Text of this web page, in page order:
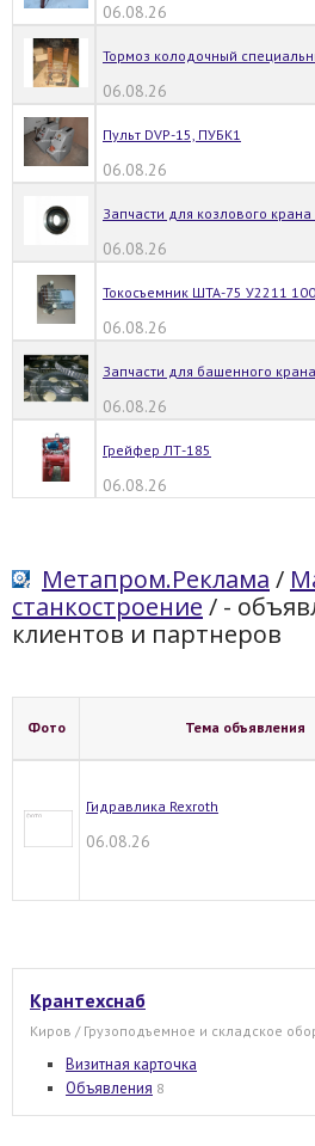
06.08.26
Тормоз колодочный
06.08.26
Пульт DVP-15, ПУБК1
06.08.26
Запчасти для козлового
06.08.26
Токосъемник ШТА-75 У2211
06.08.26
Запчасти для башенного
06.08.26
Грейфер ЛТ-185
06.08.26
Метапром.Реклама /
станкостроение / -
клиентов и партнеров
Фото Тема объявления
Гидравлика Rexroth
06.08.26
Крантехснаб
Киров / Грузоподъемное и складское
Визитная карточка
Объявления 8